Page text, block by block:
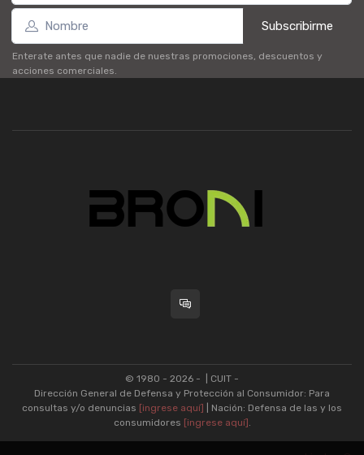
Subscribirme
Enterate antes que nadie de nuestras promociones, descuentos y
acciones comerciales.
© 1980 - 2026 -
| CUIT -
Dirección General de Defensa y Protección al Consumidor: Para
consultas y/o denuncias [ingrese aquí]
| Nación: Defensa de las y los
consumidores [ingrese aquí] .